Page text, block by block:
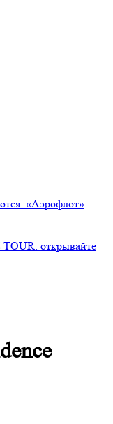
«Аэрофлот»
TOUR: открывайте